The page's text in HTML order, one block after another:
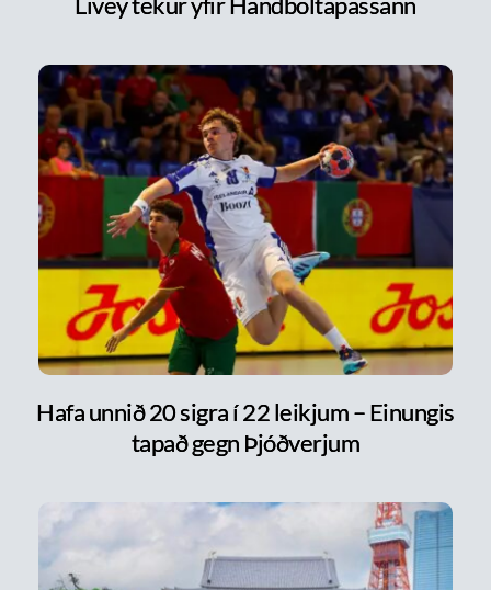
Hafa unnið 20 sigra í 22 leikjum – Einungis
tapað gegn Þjóðverjum